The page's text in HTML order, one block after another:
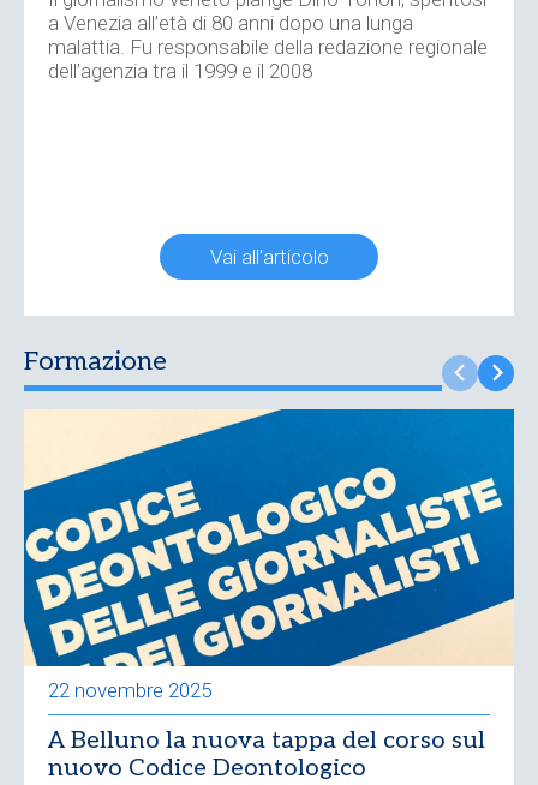
a Venezia all’età di 80 anni dopo una lunga
malattia. Fu responsabile della redazione regionale
dell’agenzia tra il 1999 e il 2008
Vai all'articolo
Formazione
22 novembre 2025
A Belluno la nuova tappa del corso sul
nuovo Codice Deontologico